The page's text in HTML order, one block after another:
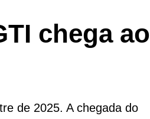
chega ao
de 2025. A chegada do